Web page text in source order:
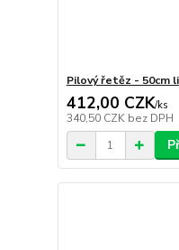
Pilový řetěz - 50cm
412,00 CZK/ks
340,50 CZK bez DPH